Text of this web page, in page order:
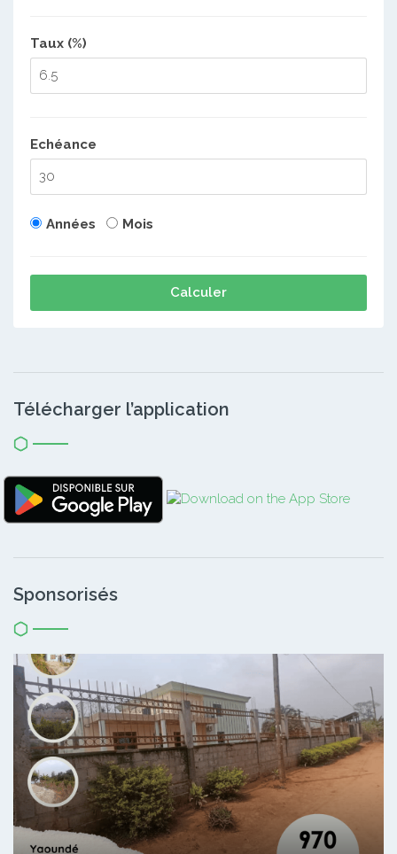
Taux (%)
Echéance
Années Mois
Calculer
Télécharger l’application
Sponsorisés